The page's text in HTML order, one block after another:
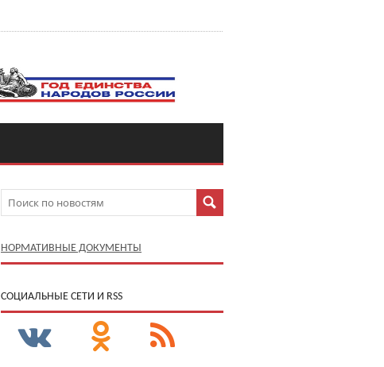
НОРМАТИВНЫЕ ДОКУМЕНТЫ
CОЦИАЛЬНЫЕ СЕТИ И RSS